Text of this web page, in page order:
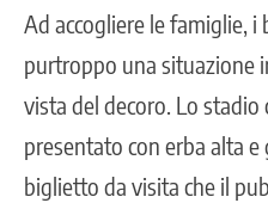
Ad accogliere le famiglie,
purtroppo una situazione
vista del decoro. Lo stadio
presentato con erba alta
biglietto da visita che il